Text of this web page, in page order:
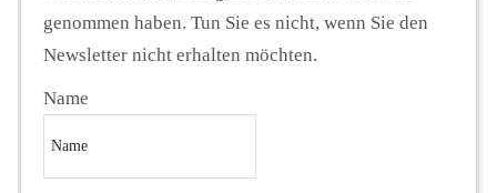
genommen haben. Tun Sie es nicht, wenn Sie den
Newsletter nicht erhalten möchten.
Name